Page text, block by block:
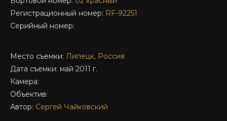
Регистрационный номер: RF-92251
Серийный номер:
Место съемки: Липецк, Россия
Дата съемки: май 2011 г.
Камера:
Объектив:
Автор: Сергей Чайковский